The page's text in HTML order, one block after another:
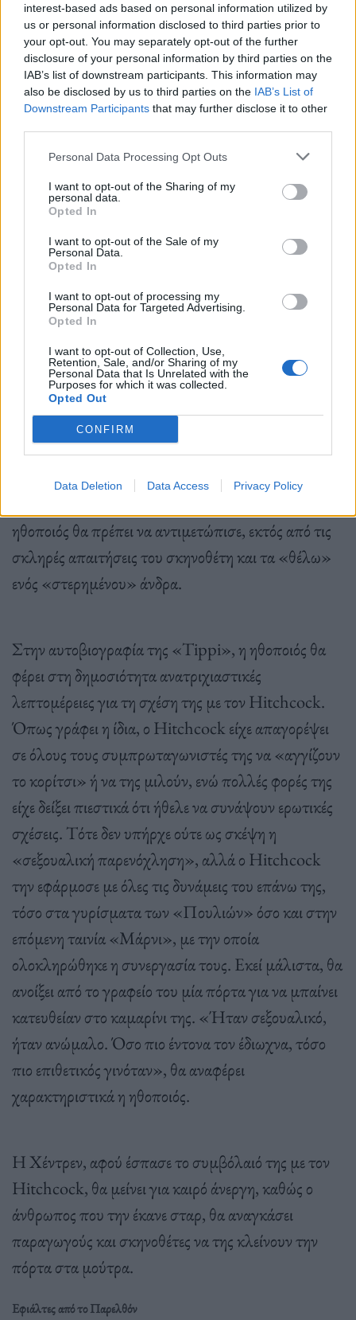
interest-based ads based on personal information utilized by
us or personal information disclosed to third parties prior to
your opt-out. You may separately opt-out of the further
disclosure of your personal information by third parties on the
IAB’s list of downstream participants. This information may
also be disclosed by us to third parties on the IAB’s List of
Downstream Participants that may further disclose it to other
Personal Data Processing Opt Outs
I want to opt-out of the Sharing of my
personal data.
Opted In
I want to opt-out of the Sale of my
Personal Data.
Opted In
I want to opt-out of processing my
Personal Data for Targeted Advertising.
Opted In
I want to opt-out of Collection, Use,
Retention, Sale, and/or Sharing of my
Personal Data that Is Unrelated with the
Purposes for which it was collected.
Opted Out
CONFIRM
Data Deletion Data Access Privacy Policy
την αδιαμφισβήτητη πρωταγωνίστρια Tippi
Hedren, η οποία ήταν και ο κύριος λόγος που
ενεργοποίησε τον Hitchcock, για να προχωρήσει το
σχέδιο των «Πουλιών»
…Και το σκάνδαλο
Η Tippi Hedren, μητέρα της, επίσης, διάσημης
ηθοποιού Μέλανι Γκρίφιθ, όταν την ανακάλυψε ο
Hitchcock ήταν ένα μοντέλο διαφημίσεων, χωρίς
κινηματογραφική εμπειρία. Τον εντυπωσίασε και
ενθουσιασμένος για την ανακάλυψή του, θα της
κάνει κλειστό συμβόλαιο αποκλειστικής
συνεργασίας, αναλαμβάνοντας απέναντί της τον
ρόλο του Πυγμαλίωνα αλλά και του Σατράπη.
Η εμμονή του Hitchcock για τις ξανθές
πρωταγωνίστριές του ήταν αδιαμφισβήτητη. Όμως,
ηθοποιός θα πρέπει να αντιμετώπισε, εκτός από τις
σκληρές απαιτήσεις του σκηνοθέτη και τα «θέλω»
ενός «στερημένου» άνδρα.
Στην αυτοβιογραφία της «Tippi», η ηθοποιός θα
φέρει στη δημοσιότητα ανατριχιαστικές
λεπτομέρειες για τη σχέση της με τον Hitchcock.
Όπως γράφει η ίδια, ο Hitchcock είχε απαγορέψει
σε όλους τους συμπρωταγωνιστές της να «αγγίζουν
το κορίτσι» ή να της μιλούν, ενώ πολλές φορές της
είχε δείξει πιεστικά ότι ήθελε να συνάψουν ερωτικές
σχέσεις. Τότε δεν υπήρχε ούτε ως σκέψη η
«σεξουαλική παρενόχληση», αλλά ο Hitchcock
την εφάρμοσε με όλες τις δυνάμεις του επάνω της,
τόσο στα γυρίσματα των «Πουλιών» όσο και στην
επόμενη ταινία «Μάρνι», με την οποία
ολοκληρώθηκε η συνεργασία τους. Εκεί μάλιστα, θα
ανοίξει από το γραφείο του μία πόρτα για να μπαίνει
κατευθείαν στο καμαρίνι της. «Ήταν σεξουαλικό,
ήταν ανώμαλο. Όσο πιο έντονα τον έδιωχνα, τόσο
πιο επιθετικός γινόταν», θα αναφέρει
χαρακτηριστικά η ηθοποιός.
Η Χέντρεν, αφού έσπασε το συμβόλαιό της με τον
Hitchcock, θα μείνει για καιρό άνεργη, καθώς ο
άνθρωπος που την έκανε σταρ, θα αναγκάσει
παραγωγούς και σκηνοθέτες να της κλείνουν την
πόρτα στα μούτρα.
Εφιάλτες από το Παρελθόν